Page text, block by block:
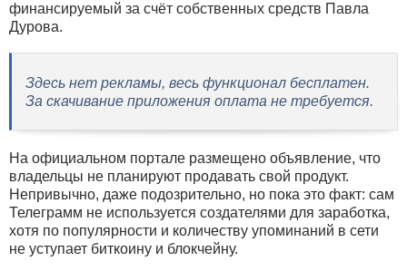
финансируемый за счёт собственных средств Павла
Дурова.
Здесь нет рекламы, весь функционал бесплатен.
За скачивание приложения оплата не требуется.
На официальном портале размещено объявление, что
владельцы не планируют продавать свой продукт.
Непривычно, даже подозрительно, но пока это факт: сам
Телеграмм не используется создателями для заработка,
хотя по популярности и количеству упоминаний в сети
не уступает биткоину и блокчейну.